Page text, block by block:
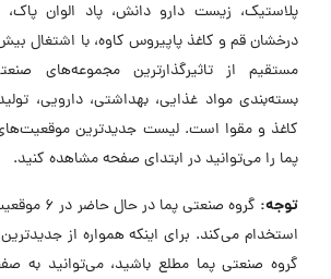
پلاستیک، زیست دارو دانش، پاد الوان پاک،
مستقیم از تاثیرگذارترین مجموعه‌های
بسته‌بندی مواد غذایی، بهداشتی، دارویی،
کاغذ و مقوا است. لیست جدیدترین
پما را می‌توانید در ابتدای صفحه مشاهده کنید.
توجه:
گروه صنعتی
استخدام می‌کند. برای اینکه همواره از
گروه صنعتی پما مطلع باشید، می‌توانید به